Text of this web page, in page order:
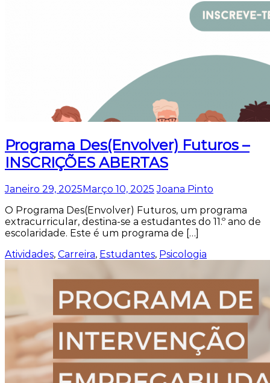
Programa Des(Envolver) Futuros –
INSCRIÇÕES ABERTAS
Janeiro 29, 2025Março 10, 2025 Joana Pinto
O Programa Des(Envolver) Futuros, um programa
extracurricular, destina-se a estudantes do 11.º ano de
escolaridade. Este é um programa de […]
Atividades, Carreira, Estudantes, Psicologia